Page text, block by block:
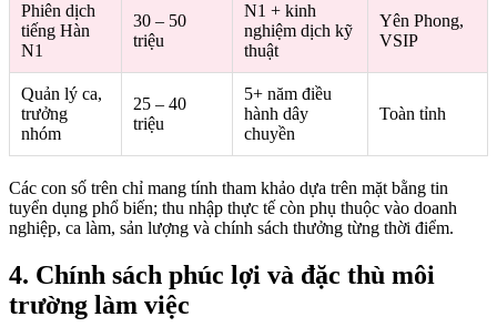
Phiên dịch
tiếng Hàn
N1
30 – 50
triệu
N1 + kinh
nghiệm dịch kỹ
thuật
Yên Phong,
VSIP
Quản lý ca,
trưởng
nhóm
25 – 40
triệu
5+ năm điều
hành dây
chuyền
Toàn tỉnh
Các con số trên chỉ mang tính tham khảo dựa trên mặt bằng tin
tuyển dụng phổ biến; thu nhập thực tế còn phụ thuộc vào doanh
nghiệp, ca làm, sản lượng và chính sách thưởng từng thời điểm.
4. Chính sách phúc lợi và đặc thù môi
trường làm việc